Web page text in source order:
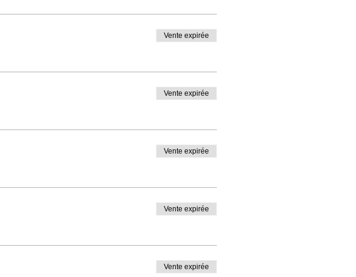
Vente expirée
Vente expirée
Vente expirée
Vente expirée
Vente expirée